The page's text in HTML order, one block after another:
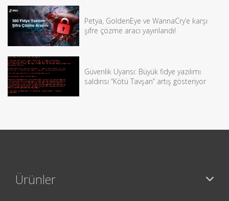
Petya, GoldenEye ve WannaCry’e karşı
şifre çözme aracı yayınlandı!
Güvenlik Uyarısı: Büyük fidye yazılımı
saldırısı “Kötü Tavşan” artış gösteriyor
Ürünler